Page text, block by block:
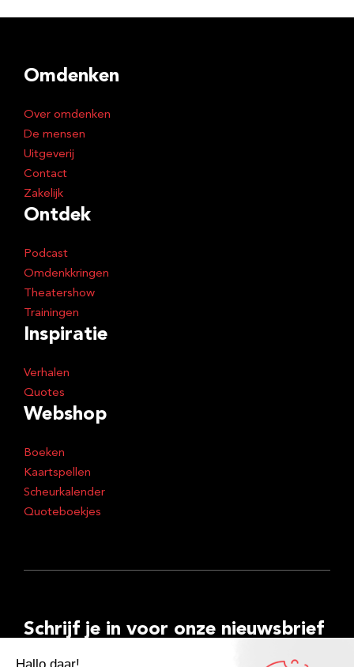
Omdenken
Over omdenken
De mensen
Uitgeverij
Contact
Zakelijk
Ontdek
Podcast
Omdenkkringen
Theatershow
Trainingen
Inspiratie
Verhalen
Quotes
Webshop
Boeken
Kaartspellen
Scheurkalender
Quoteboekjes
Schrijf je in voor onze nieuwsbrief